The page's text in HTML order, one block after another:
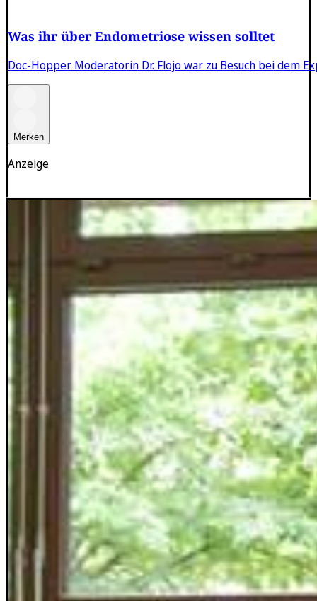
Anzeige
Was ihr über Endometriose wissen solltet
Doc-Hopper Moderatorin Dr. Flojo war zu Besuch bei dem
Merken